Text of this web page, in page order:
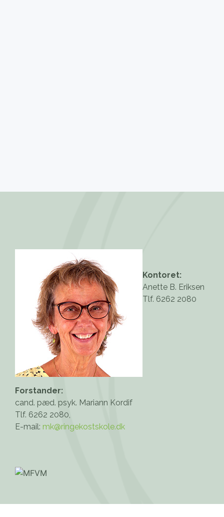
Forstander:
cand. pæd. psyk. Mariann Kordif
Tlf. 6262 2080,
E-mail: mk@ringekostskole.dk
Kontoret:
Anette B. Eriksen
Tlf. 6262 2080